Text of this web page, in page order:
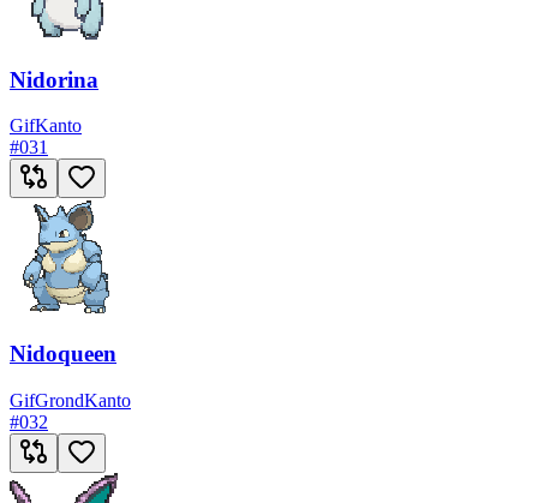
Nidorina
GifKanto
#031
Nidoqueen
GifGrondKanto
#032